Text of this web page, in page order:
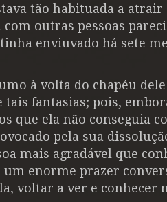
tão habituada a atrair
outras pessoas
enviuvado há sete
à volta do chapéu
fantasias; pois,
que ela não conseguia
pela sua
mais agradável que
enorme prazer
voltar a ver e conhecer